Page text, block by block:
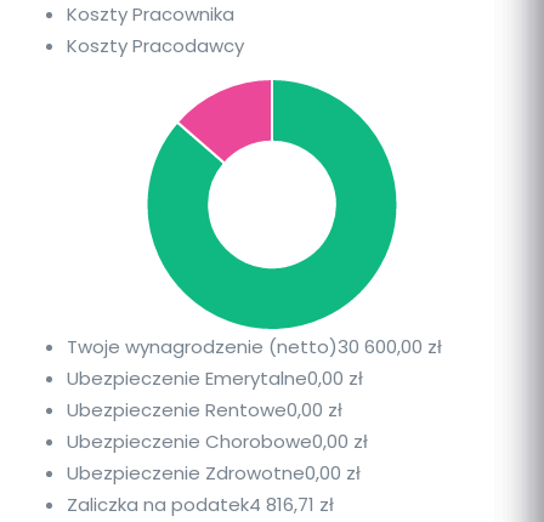
Koszty Pracownika
Koszty Pracodawcy
Twoje wynagrodzenie (netto)30 600,00 zł
Ubezpieczenie Emerytalne0,00 zł
Ubezpieczenie Rentowe0,00 zł
Ubezpieczenie Chorobowe0,00 zł
Ubezpieczenie Zdrowotne0,00 zł
Zaliczka na podatek4 816,71 zł